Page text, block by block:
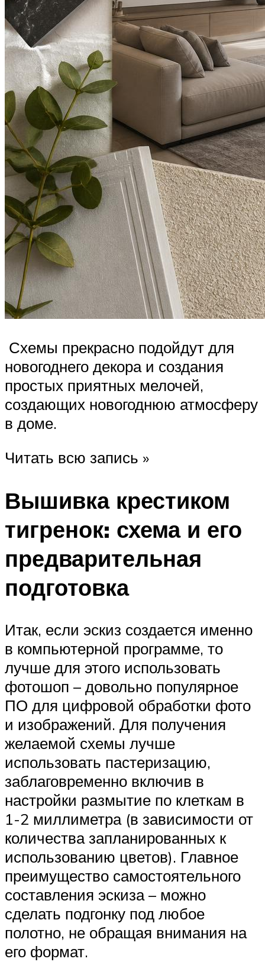
Схемы прекрасно подойдут для
новогоднего декора и создания
простых приятных мелочей,
создающих новогоднюю атмосферу
в доме.
Читать всю запись »
Вышивка крестиком
тигренок: схема и его
предварительная
подготовка
Итак, если эскиз создается именно
в компьютерной программе, то
лучше для этого использовать
фотошоп – довольно популярное
ПО для цифровой обработки фото
и изображений. Для получения
желаемой схемы лучше
использовать пастеризацию,
заблаговременно включив в
настройки размытие по клеткам в
1-2 миллиметра (в зависимости от
количества запланированных к
использованию цветов). Главное
преимущество самостоятельного
составления эскиза – можно
сделать подгонку под любое
полотно, не обращая внимания на
его формат.